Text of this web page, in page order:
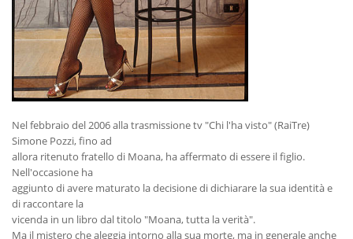
Nel febbraio del 2006 alla trasmissione tv "Chi l'ha visto" (RaiTre)
Simone Pozzi, fino ad
allora ritenuto fratello di Moana, ha affermato di essere il figlio.
Nell'occasione ha
aggiunto di avere maturato la decisione di dichiarare la sua identità e
di raccontare la
vicenda in un libro dal titolo "Moana, tutta la verità".
Ma il mistero che aleggia intorno alla sua morte, ma in generale anche